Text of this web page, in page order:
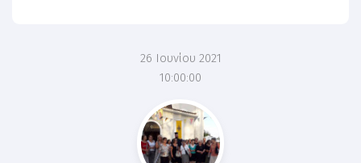
26 Ιουνίου 2021
10:00:00